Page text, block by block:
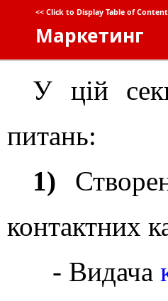
<< Click to Display Table of
Маркетинг
У цій
питань:
1)
контактних
- Видача